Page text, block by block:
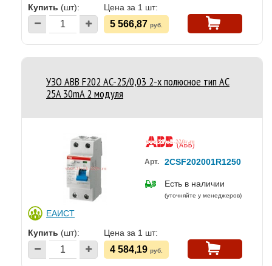
Купить (шт): Цена за 1 шт:
5 566,87 руб.
УЗО ABB F202 AC-25/0,03 2-х полюсное тип AC
25A 30mA 2 модуля
ЕАИСТ
Арт. 2CSF202001R1250
Есть в наличии
(уточняйте у менеджеров)
Купить (шт): Цена за 1 шт:
4 584,19 руб.